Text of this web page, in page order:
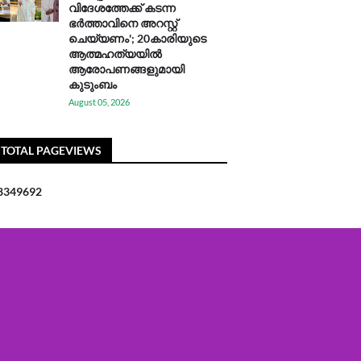
വിദേശത്തേക്ക് കടന്ന
ഭർത്താവിനെ അറസ്റ്റ്
ചെയ്യണം'; 20കാരിയുടെ
ആത്മഹത്യയിൽ
ആരോപണങ്ങളുമായി
കുടുംബം
August 05, 2026
TOTAL PAGEVIEWS
349692